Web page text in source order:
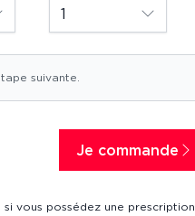
suivante.
Je commande
vous possédez une prescription